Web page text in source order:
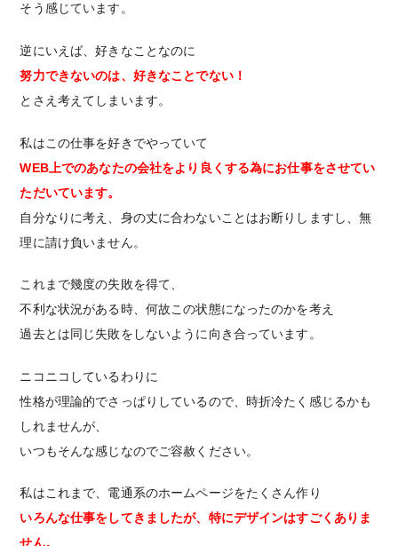
そう感じています。
逆にいえば、好きなことなのに
努力できないのは、好きなことでない！
とさえ考えてしまいます。
私はこの仕事を好きでやっていて
WEB上でのあなたの会社をより良くする為にお仕事をさせてい
ただいています。
自分なりに考え、身の丈に合わないことはお断りしますし、無
理に請け負いません。
これまで幾度の失敗を得て、
不利な状況がある時、何故この状態になったのかを考え
過去とは同じ失敗をしないように向き合っています。
ニコニコしているわりに
性格が理論的でさっぱりしているので、時折冷たく感じるかも
しれませんが、
いつもそんな感じなのでご容赦ください。
私はこれまで、電通系のホームページをたくさん作り
いろんな仕事をしてきましたが、特にデザインはすごくありま
せん。